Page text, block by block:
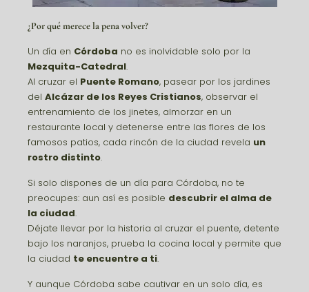
¿Por qué merece la pena volver?
Un día en Córdoba no es inolvidable solo por la
Mezquita-Catedral.
Al cruzar el Puente Romano, pasear por los jardines
del Alcázar de los Reyes Cristianos, observar el
entrenamiento de los jinetes, almorzar en un
restaurante local y detenerse entre las flores de los
famosos patios, cada rincón de la ciudad revela un
rostro distinto.
Si solo dispones de un día para Córdoba, no te
preocupes: aun así es posible descubrir el alma de
la ciudad.
Déjate llevar por la historia al cruzar el puente, detente
bajo los naranjos, prueba la cocina local y permite que
la ciudad te encuentre a ti.
Y aunque Córdoba sabe cautivar en un solo día, es